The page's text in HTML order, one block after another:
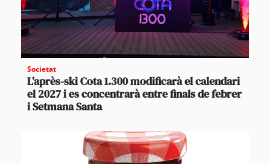
Societat
L’après-ski Cota 1.300 modificarà el calendari
el 2027 i es concentrarà entre finals de febrer
i Setmana Santa